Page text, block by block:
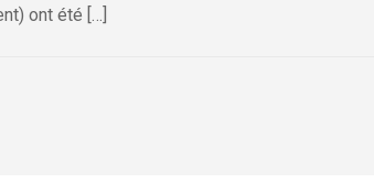
ont été […]